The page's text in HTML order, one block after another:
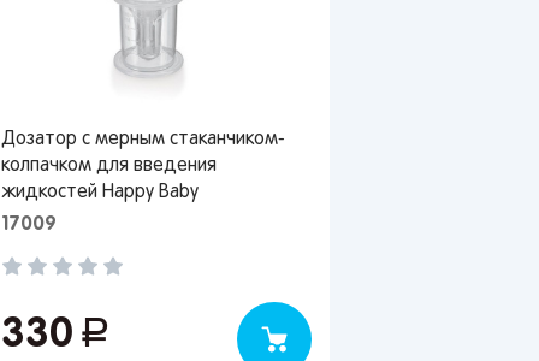
Дозатор с мерным стаканчиком-
колпачком для введения
жидкостей Happy Baby
17009
330руб.